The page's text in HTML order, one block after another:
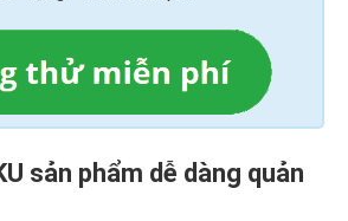
sản phẩm dễ dàng quản